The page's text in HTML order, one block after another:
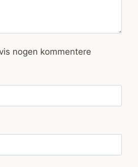
nogen kommentere